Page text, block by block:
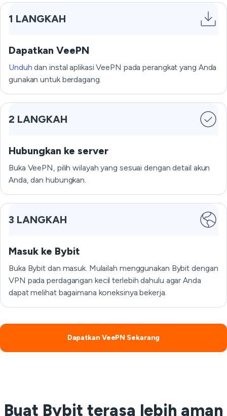
1 LANGKAH
Dapatkan VeePN
Unduh dan instal aplikasi VeePN pada perangkat yang Anda
gunakan untuk berdagang.
2 LANGKAH
Hubungkan ke server
Buka VeePN, pilih wilayah yang sesuai dengan detail akun
Anda, dan hubungkan.
3 LANGKAH
Masuk ke Bybit
Buka Bybit dan masuk. Mulailah menggunakan Bybit dengan
VPN pada perdagangan kecil terlebih dahulu agar Anda
dapat melihat bagaimana koneksinya bekerja.
Dapatkan VeePN Sekarang
Buat Bybit terasa lebih aman